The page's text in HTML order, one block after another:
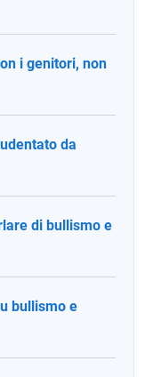
i genitori, non
da
di bullismo e
bullismo e